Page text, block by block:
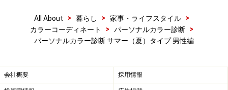
上図の左は、グレイドネイビーのスーツに、パウダーブ
ャツ、ココアのネクタイの配色例です。
All About > 暮らし > 家事・ライフスタイル
>
カラーコーディネート
> パーソナルカラー診断
>
パーソナルカラー診断 サマー（夏）タイプ 男性編
会社概要 採用情報